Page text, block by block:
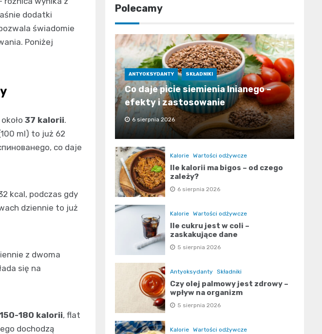
dodatki
świadomie
Poniżej
37 kalorii.
ml) to już 62
co daje
kcal, podczas gdy
dziennie to już
z dwoma
się na
150-180 kalorii, flat
dochodzą
Polecamy
ANTYOKSYDANTY SKŁADNIKI
Co daje picie siemienia lnianego –
efekty i zastosowanie
6 sierpnia 2026
Kalorie Wartości odżywcze
Ile kalorii ma bigos – od czego
zależy?
6 sierpnia 2026
Kalorie Wartości odżywcze
Ile cukru jest w coli –
zaskakujące dane
5 sierpnia 2026
Antyoksydanty Składniki
Czy olej palmowy jest zdrowy –
wpływ na organizm
5 sierpnia 2026
Kalorie Wartości odżywcze